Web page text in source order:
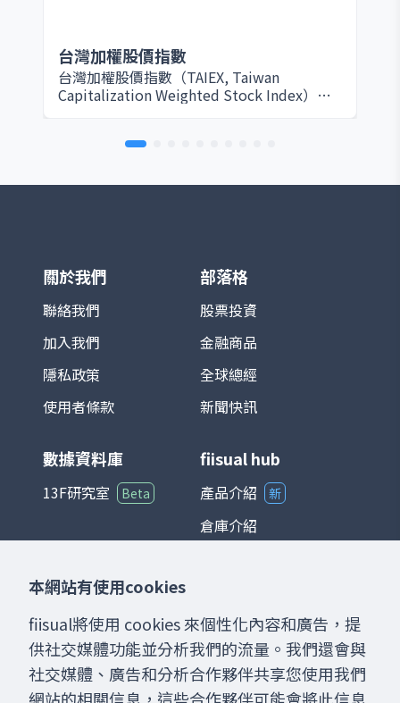
台灣加權股價指數
台灣加權股價指數（TAIEX, Taiwan
Capitalization Weighted Stock Index）由
有在證交所上市的普通股為編製範圍，採用
積電、鴻海等）對指數影響最為顯著。基期
導體及電子製造重鎮，相關族群在指數中權
重極高，使其走勢往往與全球科技產業景氣
循環高度連動。 在投資應用上，TAIEX 不僅
融商品（如期貨、選擇權）以及各類基金的
參考標的。整體而言，台灣加權股價指數能
夠綜合反映台灣經濟與產業發展狀況，是國
際與本地投資人衡量台股的重要指標。
關於我們
聯絡我們
加入我們
隱私政策
使用者條款
部落格
股票投資
金融商品
全球總經
新聞快訊
數據資料庫
13F研究室 Beta
fiisual hub
產品介紹 新
倉庫介紹
本網站有使用cookies
fiisual將使用 cookies 來個性化內容和廣告，提
供社交媒體功能並分析我們的流量。我們還會與
社交媒體、廣告和分析合作夥伴共享您使用我們